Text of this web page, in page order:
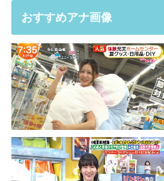
おすすめアナ画像